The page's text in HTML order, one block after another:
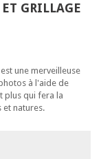
GRILLAGE
une merveilleuse
à l'aide de
plus qui fera la
natures.